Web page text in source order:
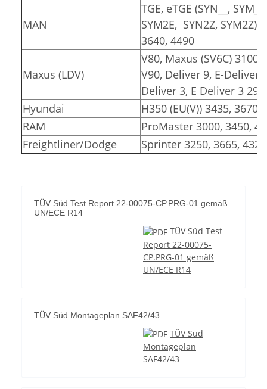
MAN
TGE, eTGE (SYN__,
SYM2E, SYN2Z, SYM2Z)
3640, 4490
Maxus (LDV)
V80, Maxus (SV6C) 3100,
V90, Deliver 9, E-Deliver
Deliver 3, E Deliver 3
Hyundai
H350 (EU(V)) 3435, 3670
RAM
ProMaster 3000, 3450,
Freightliner/Dodge
Sprinter 3250, 3665, 4325
TÜV Süd Test Report 22-00075-CP.PRG-01 gemäß
UN/ECE R14
TÜV Süd Test
Report 22-00075-
CP.PRG-01 gemäß
UN/ECE R14
TÜV Süd Montageplan SAF42/43
TÜV Süd
Montageplan
SAF42/43